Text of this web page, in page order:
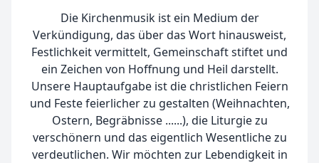
Die Kirchenmusik ist ein Medium der
Verkündigung, das über das Wort hinausweist,
Festlichkeit vermittelt, Gemeinschaft stiftet und
ein Zeichen von Hoffnung und Heil darstellt.
Unsere Hauptaufgabe ist die christlichen Feiern
und Feste feierlicher zu gestalten (Weihnachten,
Ostern, Begräbnisse ......), die Liturgie zu
verschönern und das eigentlich Wesentliche zu
verdeutlichen. Wir möchten zur Lebendigkeit in